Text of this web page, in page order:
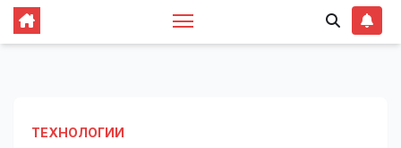
ТЕХНОЛОГИИ